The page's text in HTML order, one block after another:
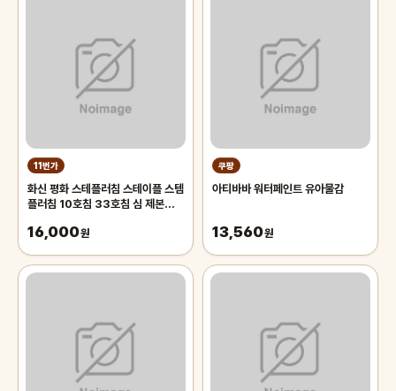
11번가
화신 평화 스테플러침 스테이플 스템
플러침 10호침 33호침 심 제본용
16,000원
쿠팡
아티바바 워터페인트 유아물감
13,560원